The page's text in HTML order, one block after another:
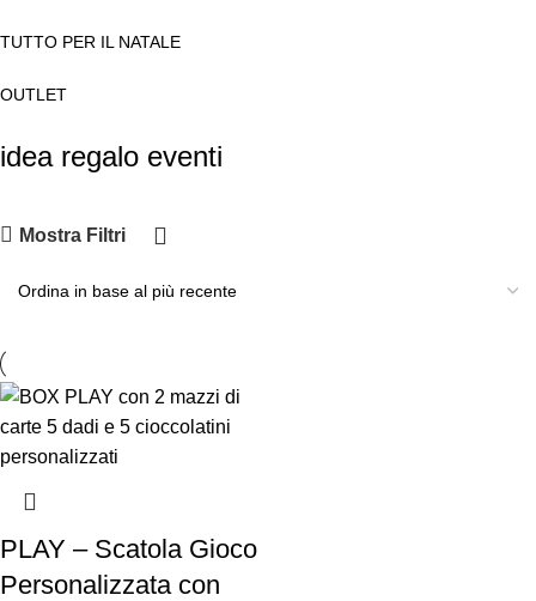
TUTTO PER IL NATALE
OUTLET
idea regalo eventi
Mostra Filtri
PLAY – Scatola Gioco
Personalizzata con